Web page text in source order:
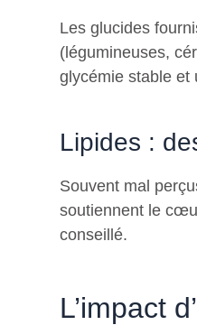
Les glucides
(légumineuses,
glycémie stable et
Lipides :
Souvent mal
soutiennent le
conseillé.
L’impact